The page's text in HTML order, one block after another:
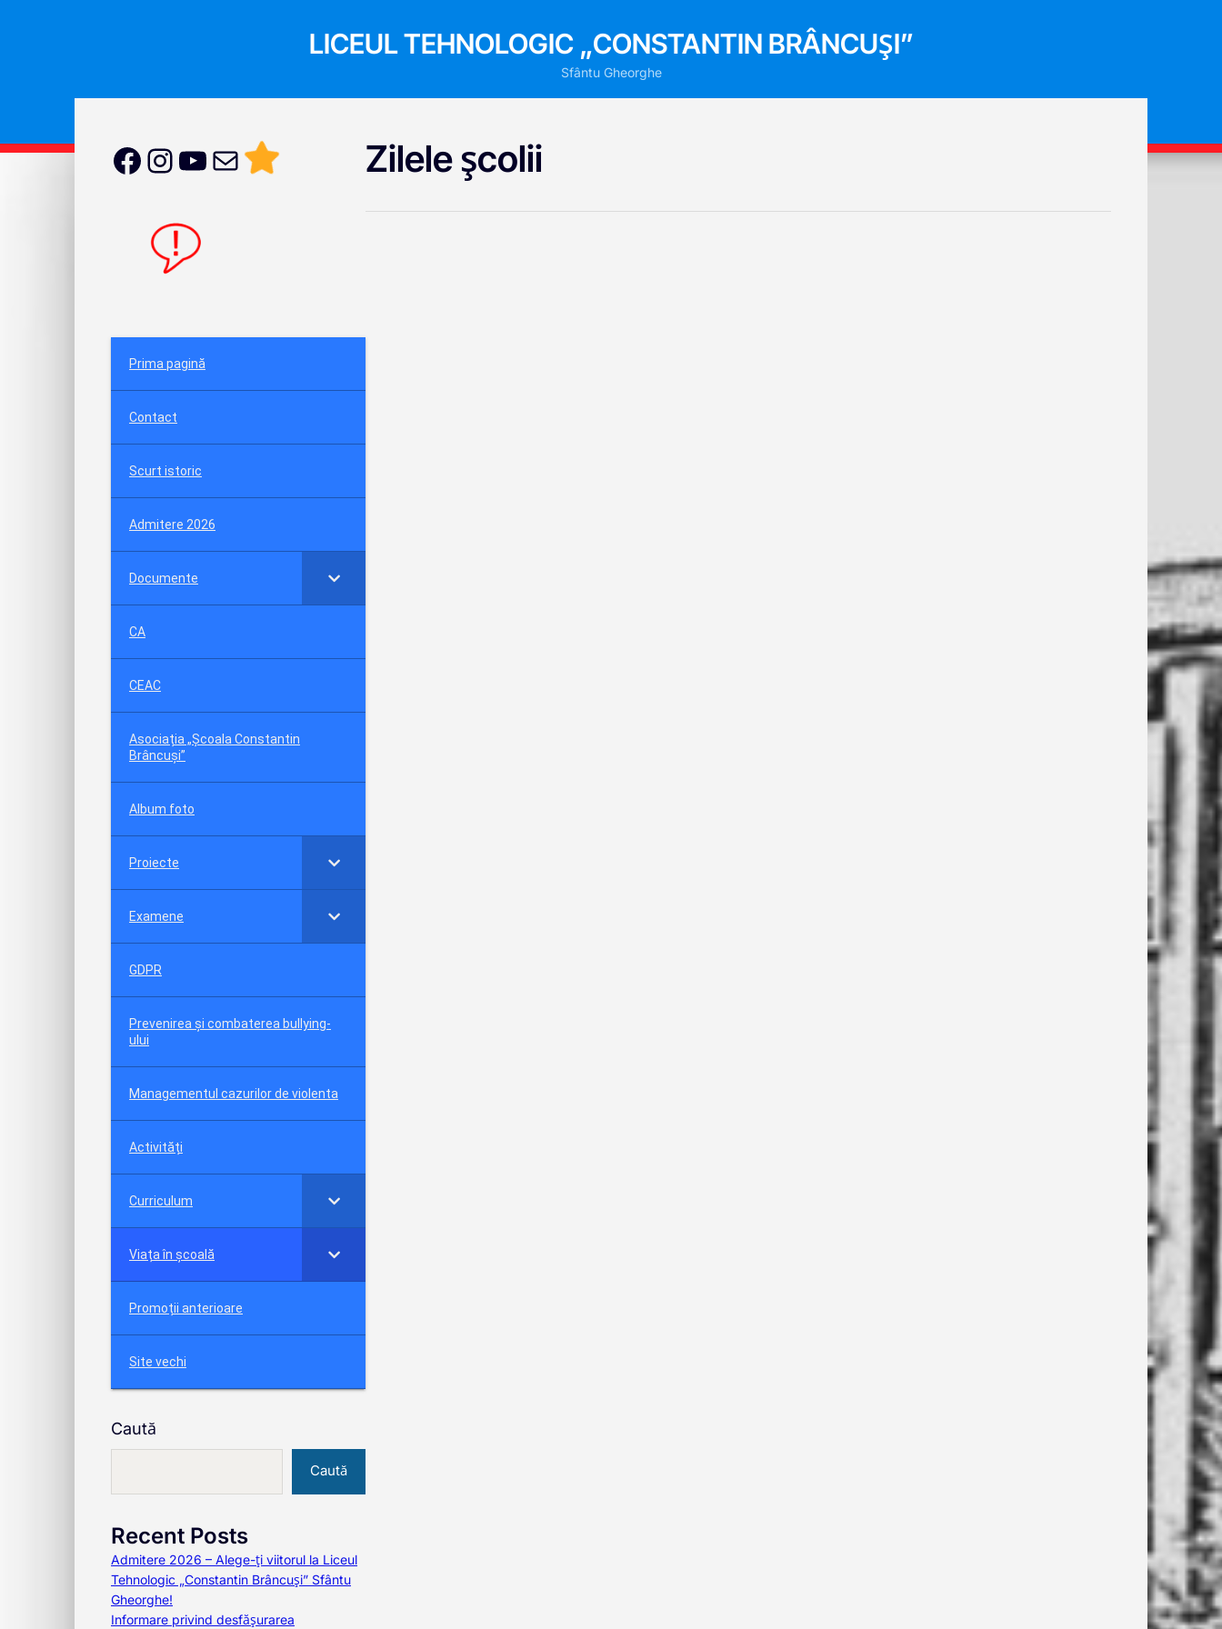
LICEUL TEHNOLOGIC „CONSTANTIN BRÂNCUȘI”
Sfântu Gheorghe
Zilele școlii
Prima pagină
Contact
Scurt istoric
Admitere 2026
Documente
CA
CEAC
Asociația „Școala Constantin
Brâncuși”
Album foto
Proiecte
Examene
GDPR
Prevenirea și combaterea bullying-
ului
Managementul cazurilor de violenta
Activități
Curriculum
Viața în școală
Promoții anterioare
Site vechi
Caută
Caută
Recent Posts
Admitere 2026 – Alege-ți viitorul la Liceul
Tehnologic „Constantin Brâncuși” Sfântu
Gheorghe!
Informare privind desfășurarea